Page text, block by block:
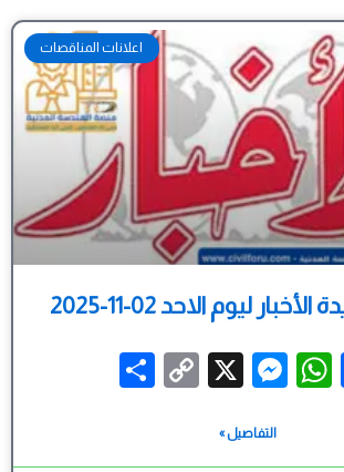
اعلانات المناقصات
ليوم الاحد 02-11-2025
Facebook
WhatsApp
Messenger
X
Copy
التفاصيل »